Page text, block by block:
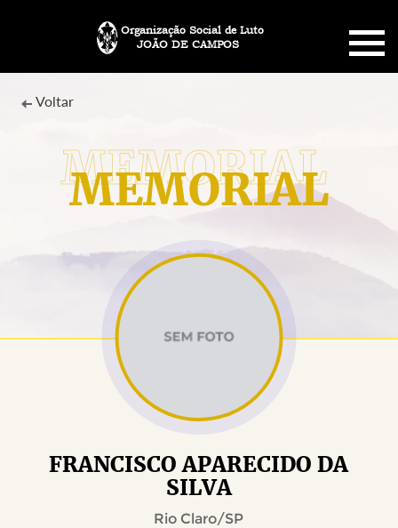
JOÃO DE CAMPOS
Organização Social de Luto
SOBRE NÓS
PLANO FUNERÁRIO
MENSAGENS
MEMORIAL
Voltar
FRANCISCO APARECIDO DA
SILVA
Rio Claro/SP